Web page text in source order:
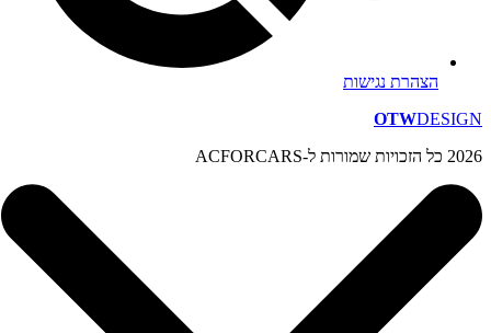
הצהרת נגישות
OTWDESIGN
2026 כל הזכויות שמורות ל-ACFORCARS